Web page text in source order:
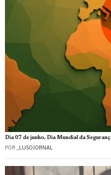
Dia 07 de junho, Dia Mundial da
POR _LUSOJORNAL